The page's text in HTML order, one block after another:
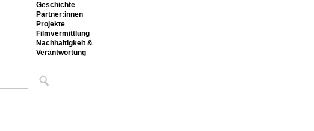
Geschichte
Partner:innen
Projekte
Filmvermittlung
Nachhaltigkeit &
Verantwortung